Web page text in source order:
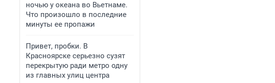
ночью у океана во Вьетнаме.
Что произошло в последние
минуты ее пропажи
Привет, пробки. В
Красноярске серьезно сузят
перекрытую ради метро одну
из главных улиц центра